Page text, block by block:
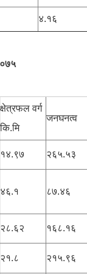
४.१६
क्षेत्रफल वर्ग
कि.मि
जनघनत्व
१४.९७ २६५.५३
४६.१ ८७.४६
२८.६२ १६८.१६
२१.८ २१५.९६